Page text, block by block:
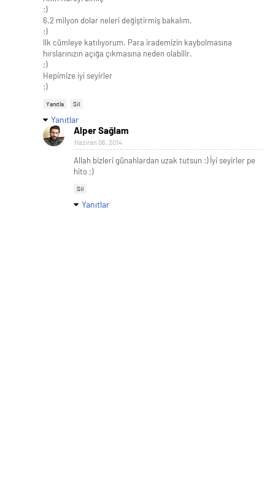
:)
6.2 milyon dolar neleri değiştirmiş bakalım.
:)
Ilk cümleye katılıyorum. Para irademizin kaybolmasına
hırslarınızın açığa çıkmasına neden olabilir.
;)
Hepimize iyi seyirler
:)
Yanıtla Sil
Yanıtlar
Alper Sağlam
Haziran 06, 2014
Allah bizleri günahlardan uzak tutsun :) İyi seyirler pe
hito ;)
Sil
Yanıtlar